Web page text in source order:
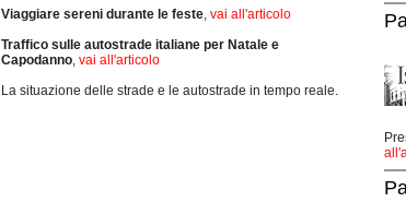
Viaggiare sereni durante le feste, vai all'articolo
Traffico sulle autostrade italiane per Natale e
Capodanno, vai all'articolo
La situazione delle strade e le autostrade in tempo reale.